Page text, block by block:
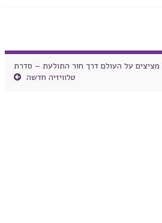
מציצים על העולם דרך חור התולעת – סדרת
טלוויזיה חדשה